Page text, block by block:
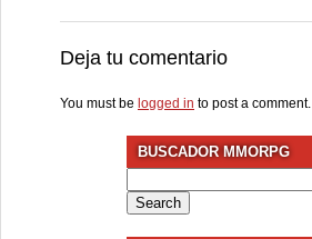
Deja tu comentario
You must be logged in to post a comment.
BUSCADOR MMORPG
for: